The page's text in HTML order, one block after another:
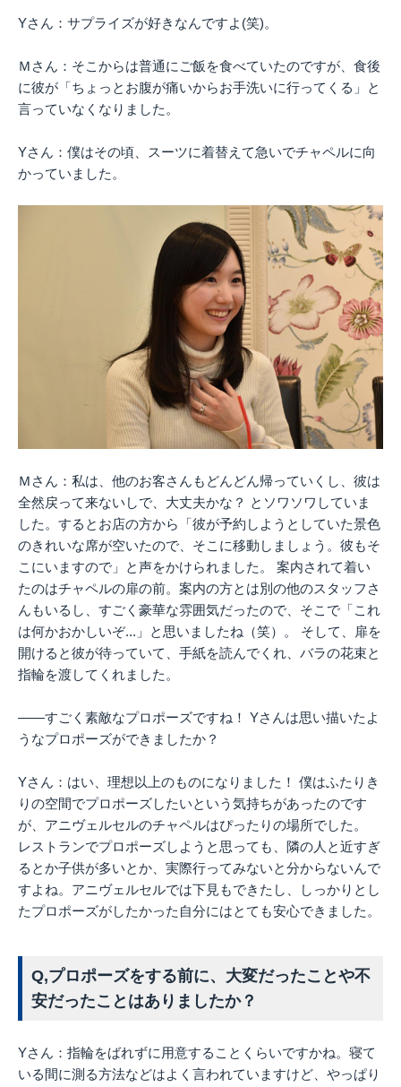
Yさん：サプライズが好きなんですよ(笑)。
Ｍさん：そこからは普通にご飯を食べていたのですが、食後
に彼が「ちょっとお腹が痛いからお手洗いに行ってくる」と
言っていなくなりました。
Yさん：僕はその頃、スーツに着替えて急いでチャペルに向
かっていました。
Ｍさん：私は、他のお客さんもどんどん帰っていくし、彼は
全然戻って来ないしで、大丈夫かな？ とソワソワしていま
した。するとお店の方から「彼が予約しようとしていた景色
のきれいな席が空いたので、そこに移動しましょう。彼もそ
こにいますので」と声をかけられました。 案内されて着い
たのはチャペルの扉の前。案内の方とは別の他のスタッフさ
んもいるし、すごく豪華な雰囲気だったので、そこで「これ
は何かおかしいぞ...」と思いましたね（笑）。 そして、扉を
開けると彼が待っていて、手紙を読んでくれ、バラの花束と
指輪を渡してくれました。
――すごく素敵なプロポーズですね！ Yさんは思い描いたよ
うなプロポーズができましたか？
Yさん：はい、理想以上のものになりました！ 僕はふたりき
りの空間でプロポーズしたいという気持ちがあったのです
が、アニヴェルセルのチャペルはぴったりの場所でした。
レストランでプロポーズしようと思っても、隣の人と近すぎ
るとか子供が多いとか、実際行ってみないと分からないんで
すよね。アニヴェルセルでは下見もできたし、しっかりとし
たプロポーズがしたかった自分にはとても安心できました。
Q,プロポーズをする前に、大変だったことや不
安だったことはありましたか？
Yさん：指輪をばれずに用意することくらいですかね。寝て
いる間に測る方法などはよく言われていますけど、やっぱり